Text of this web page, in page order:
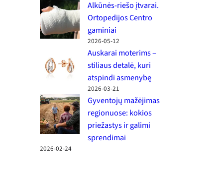
Alkūnės-riešo įtvarai.
Ortopedijos Centro
gaminiai
2026-05-12
Auskarai moterims –
stiliaus detalė, kuri
atspindi asmenybę
2026-03-21
Gyventojų mažėjimas
regionuose: kokios
priežastys ir galimi
sprendimai
2026-02-24